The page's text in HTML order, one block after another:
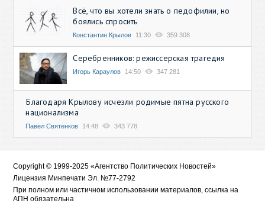
Всё, что вы хотели знать о педофилии, но
боялись спросить
Константин Крылов 11:30 359 308
Серебренников: режиссерская трагедия
Игорь Караулов 14:50 347 281
Благодаря Крылову исчезли родимые пятна русского
национализма
Павел Святенков 14:48 343 778
Copyright © 1999-2025 «Агентство Политических Новостей»
Лицензия Минпечати Эл. №77-2792
При полном или частичном использовании материалов, ссылка на
АПН обязательна